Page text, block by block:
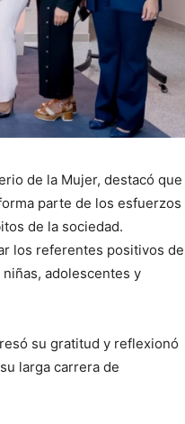
de la Mujer, destacó que
parte de los esfuerzos
de la sociedad.
los referentes positivos de
adolescentes y
su gratitud y reflexionó
larga carrera de